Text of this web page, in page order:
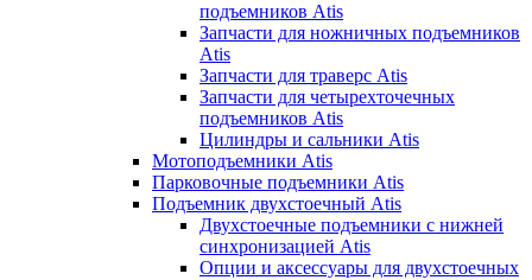
подъемников Atis
Запчасти для ножничных подъемников
Atis
Запчасти для траверс Atis
Запчасти для четырехточечных
подъемников Atis
Цилиндры и сальники Atis
Мотоподъемники Atis
Парковочные подъемники Atis
Подъемник двухстоечный Atis
Двухстоечные подъемники с нижней
синхронизацией Atis
Опции и аксессуары для двухстоечных